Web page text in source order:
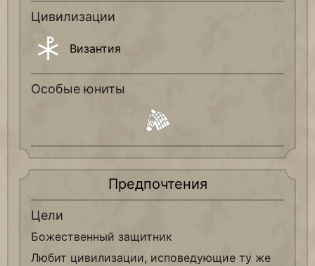
Цивилизации
Византия
Особые юниты
Предпочтения
Цели
Божественный защитник
Любит цивилизации, исповедующие ту же